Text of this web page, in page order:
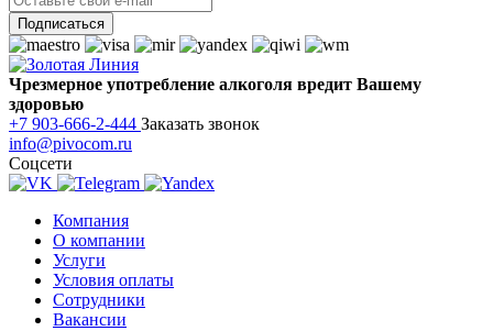
Чрезмерное употребление алкоголя вредит Вашему
здоровью
+7 903-666-2-444 Заказать звонок
info@pivocom.ru
Соцсети
Компания
О компании
Услуги
Условия оплаты
Сотрудники
Вакансии